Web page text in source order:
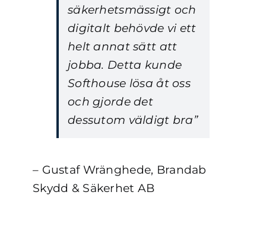
säkerhetsmässigt och
digitalt behövde vi ett
helt annat sätt att
jobba. Detta kunde
Softhouse lösa åt oss
och gjorde det
dessutom väldigt bra”
– Gustaf Wränghede, Brandab
Skydd & Säkerhet AB